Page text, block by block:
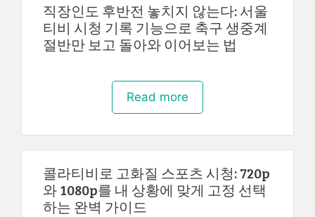
직장인도 후반전 놓치지 않는다: 서울
티비 시청 기록 기능으로 축구 생중계
절반만 보고 돌아와 이어보는 법
Read more
콜라티비로 고화질 스포츠 시청: 720p
와 1080p를 내 상황에 맞게 고정 선택
하는 완벽 가이드